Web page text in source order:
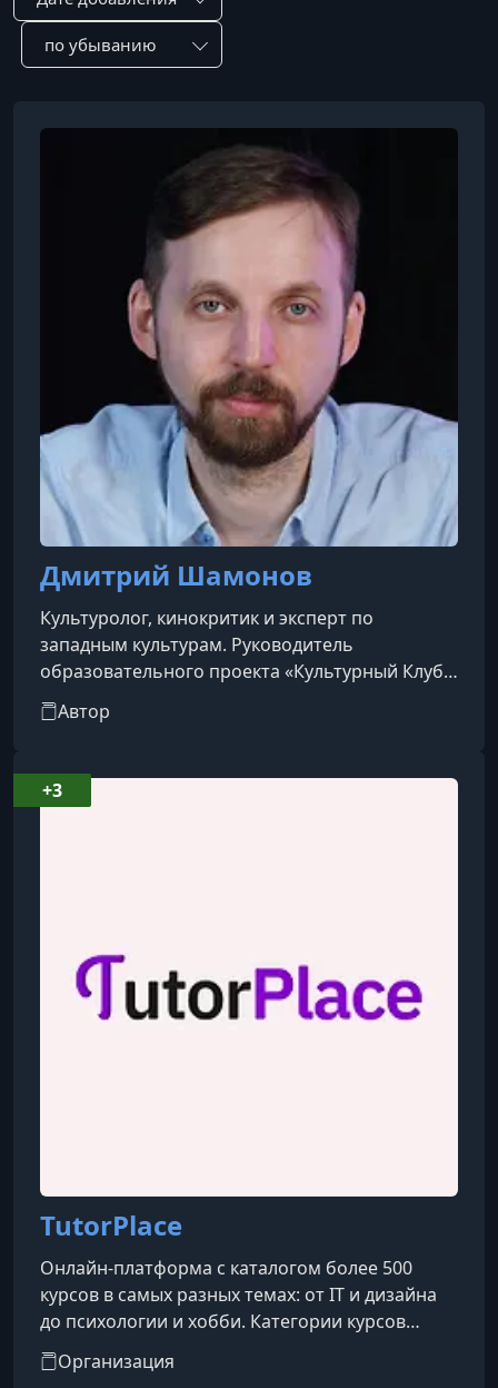
Сотировать по:
Дмитрий Шамонов
Культуролог, кинокритик и эксперт по
западным культурам. Руководитель
образовательного проекта «Культурный Клуб»
в Санкт-Петербурге.
Автор
TutorPlace
Онлайн-платформа с каталогом более 500
курсов в самых разных темах: от IT и дизайна
до психологии и хобби. Категории курсов
охватывают такие направления, как IT, бизнес,
дизайн, психология, творчество, блогинг, уход
Организация
+3